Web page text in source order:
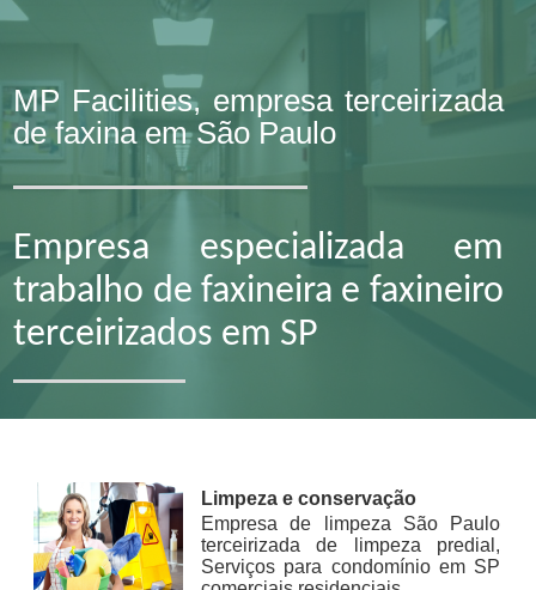
MP Facilities, empresa terceirizada
de faxina em São Paulo
Empresa especializada em
trabalho de faxineira e faxineiro
terceirizados em SP
Limpeza e conservação
Empresa de limpeza São Paulo
terceirizada de limpeza predial,
Serviços para condomínio em SP